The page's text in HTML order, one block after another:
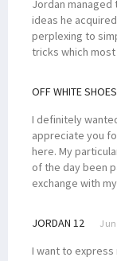
Jordan
ideas he
perplexing to
tricks which
OFF WHITE SHOES
I definitely
appreciate you
here. My
of the day been
exchange with
JORDAN 12
I want to